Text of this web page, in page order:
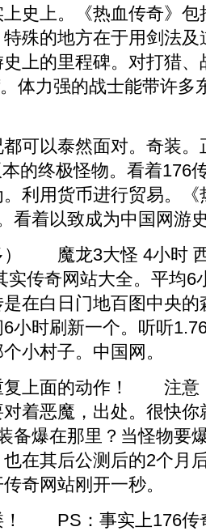
史上。《热血传奇》
殊的地方在于用剑法
上的里程碑。对打猎
体力强的战士能带许多
以泰然面对。奇装。
的终极怪物。看着176
利用货币进行贸易。
看着以致成为中国网游
魔龙3大怪 4小时 西
实传奇网站大全。平均6
在白日门地百图中央
小时刷新一个。听听
小村子。中国网。
面的动作！ 注意：
着恶魔，出处。很快
爆在那里？当怪物要
在其后公测后的2个月
奇网站刚开一秒。
PS：事实上176传